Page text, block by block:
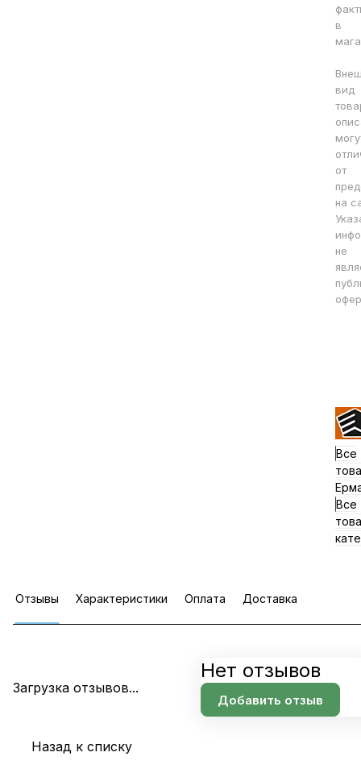
в
вид
от
на
не
Все
Все
Отзывы Характеристики Оплата Доставка
Загрузка отзывов...
Нет отзывов
Добавить отзыв
Назад к списку